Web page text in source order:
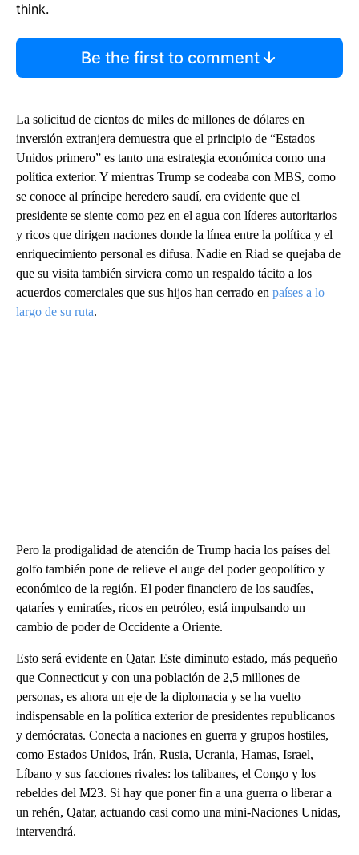
think.
Be the first to comment
La solicitud de cientos de miles de millones de dólares en
inversión extranjera demuestra que el principio de “Estados
Unidos primero” es tanto una estrategia económica como una
política exterior. Y mientras Trump se codeaba con MBS, como
se conoce al príncipe heredero saudí, era evidente que el
presidente se siente como pez en el agua con líderes autoritarios
y ricos que dirigen naciones donde la línea entre la política y el
enriquecimiento personal es difusa. Nadie en Riad se quejaba de
que su visita también sirviera como un respaldo tácito a los
acuerdos comerciales que sus hijos han cerrado en países a lo
largo de su ruta.
Pero la prodigalidad de atención de Trump hacia los países del
golfo también pone de relieve el auge del poder geopolítico y
económico de la región. El poder financiero de los saudíes,
qataríes y emiratíes, ricos en petróleo, está impulsando un
cambio de poder de Occidente a Oriente.
Esto será evidente en Qatar. Este diminuto estado, más pequeño
que Connecticut y con una población de 2,5 millones de
personas, es ahora un eje de la diplomacia y se ha vuelto
indispensable en la política exterior de presidentes republicanos
y demócratas. Conecta a naciones en guerra y grupos hostiles,
como Estados Unidos, Irán, Rusia, Ucrania, Hamas, Israel,
Líbano y sus facciones rivales: los talibanes, el Congo y los
rebeldes del M23. Si hay que poner fin a una guerra o liberar a
un rehén, Qatar, actuando casi como una mini-Naciones Unidas,
intervendrá.